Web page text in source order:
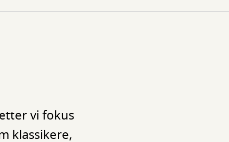
vi fokus
klassikere,